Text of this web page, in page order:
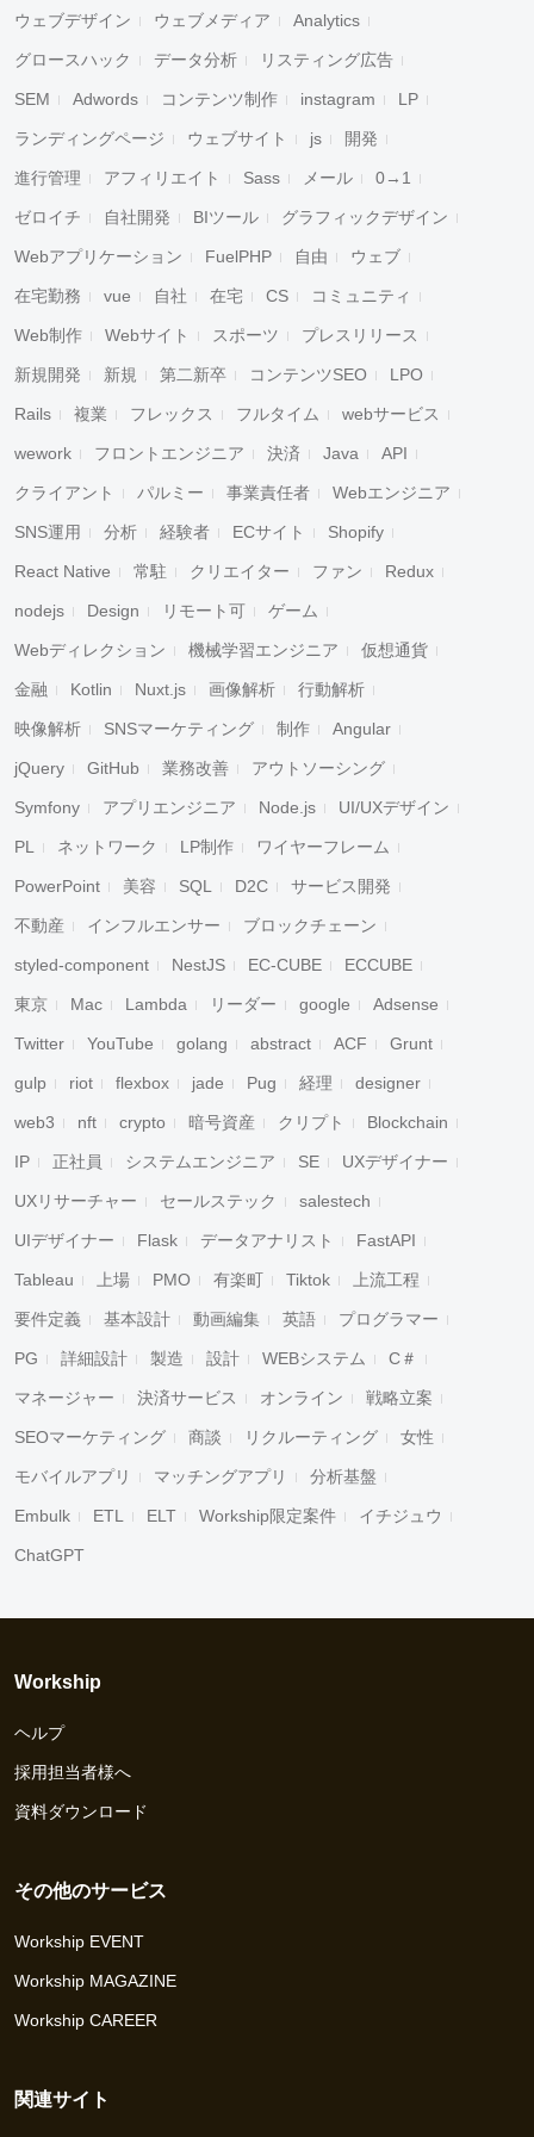
ウェブデザイン ウェブメディア Analytics
グロースハック データ分析 リスティング広告
SEM Adwords コンテンツ制作 instagram LP
ランディングページ ウェブサイト js 開発
進行管理 アフィリエイト Sass メール 0→1
ゼロイチ 自社開発 BIツール グラフィックデザイン
Webアプリケーション FuelPHP 自由 ウェブ
在宅勤務 vue 自社 在宅 CS コミュニティ
Web制作 Webサイト スポーツ プレスリリース
新規開発 新規 第二新卒 コンテンツSEO LPO
Rails 複業 フレックス フルタイム webサービス
wework フロントエンジニア 決済 Java API
クライアント パルミー 事業責任者 Webエンジニア
SNS運用 分析 経験者 ECサイト Shopify
React Native 常駐 クリエイター ファン Redux
nodejs Design リモート可 ゲーム
Webディレクション 機械学習エンジニア 仮想通貨
金融 Kotlin Nuxt.js 画像解析 行動解析
映像解析 SNSマーケティング 制作 Angular
jQuery GitHub 業務改善 アウトソーシング
Symfony アプリエンジニア Node.js UI/UXデザイン
PL ネットワーク LP制作 ワイヤーフレーム
PowerPoint 美容 SQL D2C サービス開発
不動産 インフルエンサー ブロックチェーン
styled-component NestJS EC-CUBE ECCUBE
東京 Mac Lambda リーダー google Adsense
Twitter YouTube golang abstract ACF Grunt
gulp riot flexbox jade Pug 経理 designer
web3 nft crypto 暗号資産 クリプト Blockchain
IP 正社員 システムエンジニア SE UXデザイナー
UXリサーチャー セールステック salestech
UIデザイナー Flask データアナリスト FastAPI
Tableau 上場 PMO 有楽町 Tiktok 上流工程
要件定義 基本設計 動画編集 英語 プログラマー
PG 詳細設計 製造 設計 WEBシステム C＃
マネージャー 決済サービス オンライン 戦略立案
SEOマーケティング 商談 リクルーティング 女性
モバイルアプリ マッチングアプリ 分析基盤
Embulk ETL ELT Workship限定案件 イチジュウ
ChatGPT
Workship
ヘルプ
採用担当者様へ
資料ダウンロード
その他のサービス
Workship EVENT
Workship MAGAZINE
Workship CAREER
関連サイト